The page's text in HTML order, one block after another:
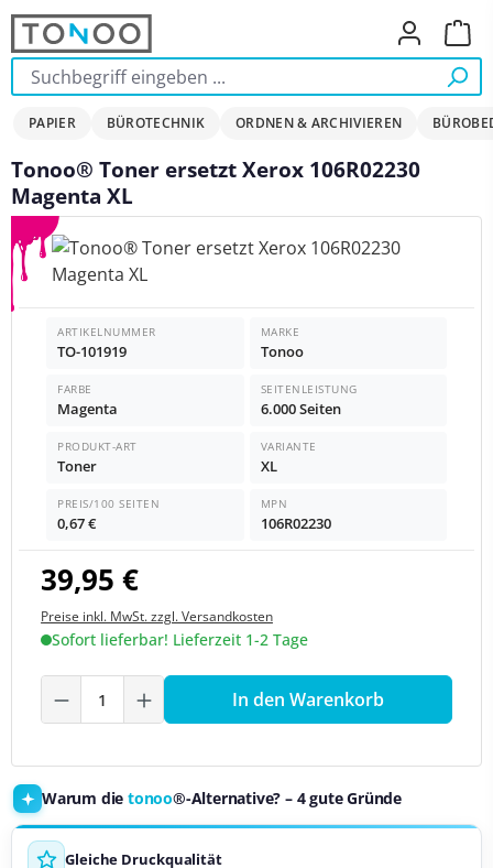
Zum Hauptinhalt springen
PAPIER BÜROTECHNIK ORDNEN & ARCHIVIEREN
Tonoo® Toner ersetzt Xerox 106R02230
Magenta XL
Bildergalerie überspringen
ARTIKELNUMMER
TO-101919
MARKE
Tonoo
FARBE
Magenta
SEITENLEISTUNG
6.000 Seiten
PRODUKT-ART
Toner
VARIANTE
XL
PREIS/100 SEITEN
0,67 €
MPN
106R02230
39,95 €
Preise inkl. MwSt. zzgl. Versandkosten
Sofort lieferbar! Lieferzeit 1-2 Tage
Produkt Anzahl: Gib den
In den Warenkorb
Warum die tonoo®-Alternative? – 4 gute Gründe
Gleiche Druckqualität